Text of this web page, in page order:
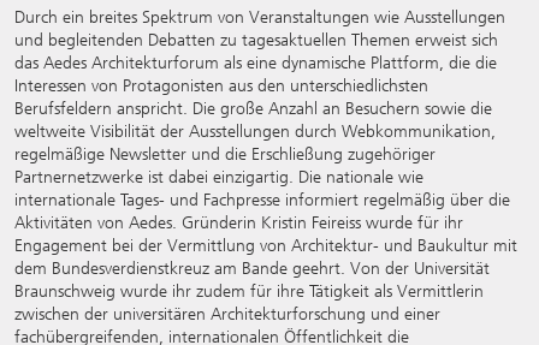
Durch ein breites Spektrum von Veranstaltungen wie Ausstellungen
und begleitenden Debatten zu tagesaktuellen Themen erweist sich
das Aedes Architekturforum als eine dynamische Plattform, die die
Interessen von Protagonisten aus den unterschiedlichsten
Berufsfeldern anspricht. Die große Anzahl an Besuchern sowie die
weltweite Visibilität der Ausstellungen durch Webkommunikation,
regelmäßige Newsletter und die Erschließung zugehöriger
Partnernetzwerke ist dabei einzigartig. Die nationale wie
internationale Tages- und Fachpresse informiert regelmäßig über die
Aktivitäten von Aedes. Gründerin Kristin Feireiss wurde für ihr
Engagement bei der Vermittlung von Architektur- und Baukultur mit
dem Bundesverdienstkreuz am Bande geehrt. Von der Universität
Braunschweig wurde ihr zudem für ihre Tätigkeit als Vermittlerin
zwischen der universitären Architekturforschung und einer
fachübergreifenden, internationalen Öffentlichkeit die